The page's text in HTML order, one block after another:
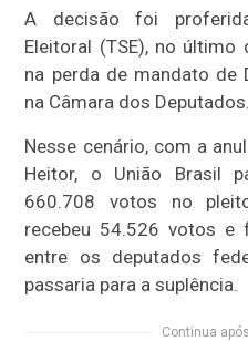
A decisão foi
Eleitoral (TSE), no
na perda de mandato de
na Câmara dos Deputados.
Nesse cenário, com a
Heitor, o União Brasil
660.708 votos no
recebeu 54.526 votos e
entre os deputados
passaria para a suplência.
Continua